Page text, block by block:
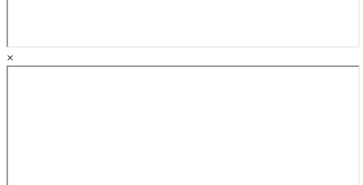
×